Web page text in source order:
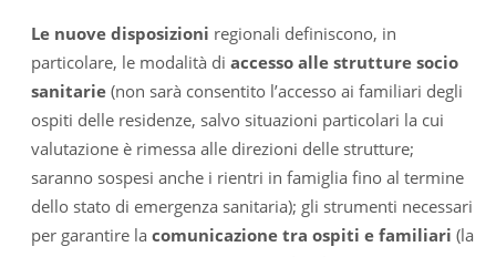
Le nuove disposizioni regionali definiscono, in
particolare, le modalità di accesso alle strutture socio
sanitarie(non sarà consentito l’accesso ai familiari degli
ospiti delle residenze, salvo situazioni particolari la cui
valutazione è rimessa alle direzioni delle strutture;
saranno sospesi anche i rientri in famiglia fino al termine
dello stato di emergenza sanitaria); gli strumenti necessari
per garantire la comunicazione tra ospiti e familiari (la